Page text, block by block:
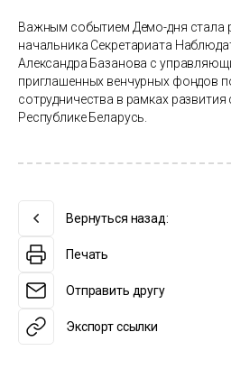
Важным событием Демо-дня стала
начальника Секретариата
Александра Базанова с
приглашенных венчурных фондов
сотрудничества в рамках
Республике Беларусь.
Вернуться назад:
Печать
Отправить другу
Экспорт ссылки